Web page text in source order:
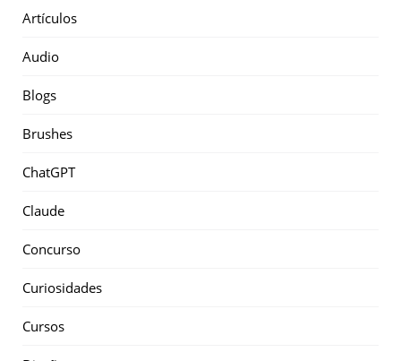
Artículos
Audio
Blogs
Brushes
ChatGPT
Claude
Concurso
Curiosidades
Cursos